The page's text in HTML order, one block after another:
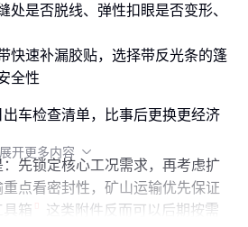
处是否脱线、弹性扣眼是否变形、
快速补漏胶贴，选择带反光条的篷
全性
车检查清单，比事后更换更经济
先锁定核心工况需求，再考虑扩
点看密封性，矿山运输优先保证
具箱
这类附件反而可以后期按需
展开更多内容 